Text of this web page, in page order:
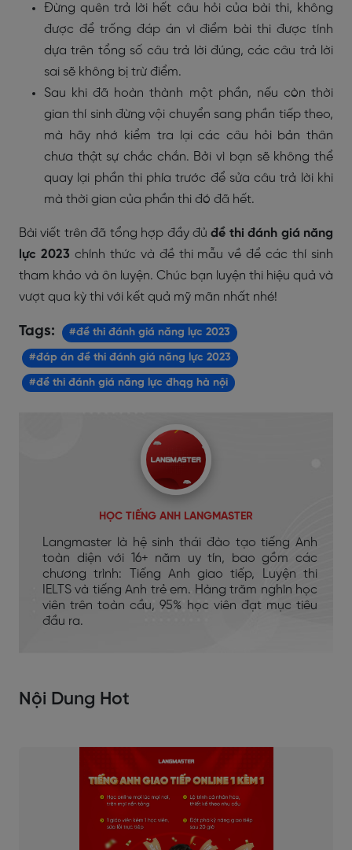
Đừng quên trả lời hết câu hỏi của bài thi, không
được để trống đáp án vì điểm bài thi được tính
dựa trên tổng số câu trả lời đúng, các câu trả lời
sai sẽ không bị trừ điểm.
Sau khi đã hoàn thành một phần, nếu còn thời
gian thí sinh đừng vội chuyển sang phần tiếp theo,
mà hãy nhớ kiểm tra lại các câu hỏi bản thân
chưa thật sự chắc chắn. Bởi vì bạn sẽ không thể
quay lại phần thi phía trước để sửa câu trả lời khi
mà thời gian của phần thi đó đã hết.
Bài viết trên đã tổng hợp đầy đủđề thi đánh giá năng
lực 2023 chính thức và đề thi mẫu về để các thí sinh
tham khảo và ôn luyện. Chúc bạn luyện thi hiệu quả và
vượt qua kỳ thi với kết quả mỹ mãn nhất nhé!
Tags: #đề thi đánh giá năng lực 2023
#đáp án đề thi đánh giá năng lực 2023
#đề thi đánh giá năng lực đhqg hà nội
HỌC TIẾNG ANH LANGMASTER
Langmaster là hệ sinh thái đào tạo tiếng Anh
toàn diện với 16+ năm uy tín, bao gồm các
chương trình: Tiếng Anh giao tiếp, Luyện thi
IELTS và tiếng Anh trẻ em. Hàng trăm nghìn học
viên trên toàn cầu, 95% học viên đạt mục tiêu
đầu ra.
Nội Dung Hot